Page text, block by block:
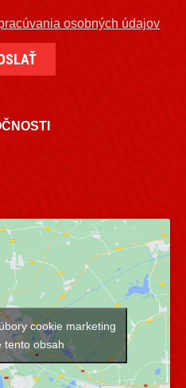
osobných údajov
cookie marketing
tento obsah